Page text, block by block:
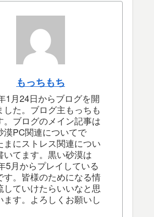
もっちもち
1月24日からブログを開
した。ブログ主もっちも
。ブログのメイン記事は
漠PC関連についてで
まにストレス関連につい
いてます。黒い砂漠は
5月からプレイしている
す。皆様のためになる情
していけたらいいなと思
ます。よろしくお願いし